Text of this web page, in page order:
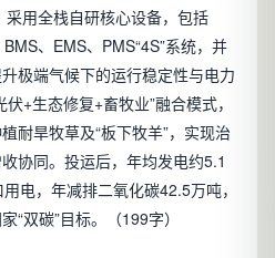
用全栈自研核心设备，包括
、EMS、PMS“4S”系统，并
极端气候下的运行稳定性与电力
+生态修复+畜牧业”融合模式，
耐旱牧草及“板下牧羊”，实现治
协同。投运后，年均发电约5.1
电，年减排二氧化碳42.5万吨，
“双碳”目标。（199字）